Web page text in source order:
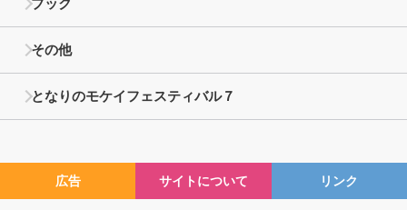
その他
となりのモケイフェスティバル７
広告 サイトについて リンク